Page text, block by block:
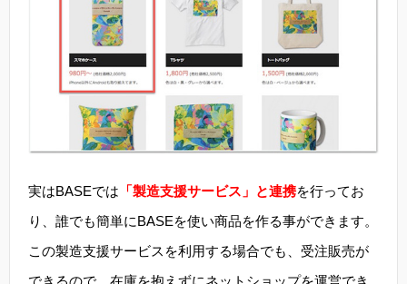
実はBASEでは 「製造支援サービス」と連携を行ってお
り、誰でも簡単にBASEを使い商品を作る事ができます。
この製造支援サービスを利用する場合でも、受注販売が